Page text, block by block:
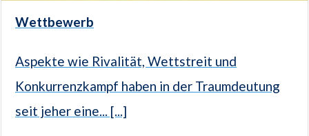
Wettbewerb
Aspekte wie Rivalität, Wettstreit und
Konkurrenzkampf haben in der Traumdeutung
seit jeher eine... [...]